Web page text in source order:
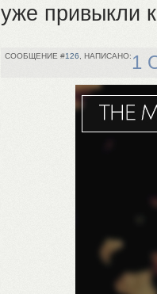
уже привыкли
126 1